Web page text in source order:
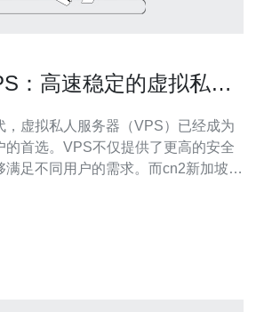
：高速稳定的虚拟私人
，虚拟私人服务器（VPS）已经成为
的首选。VPS不仅提供了更高的安全
满足不同用户的需求。而cn2新加坡
云计算技术的虚拟服务器，通过将